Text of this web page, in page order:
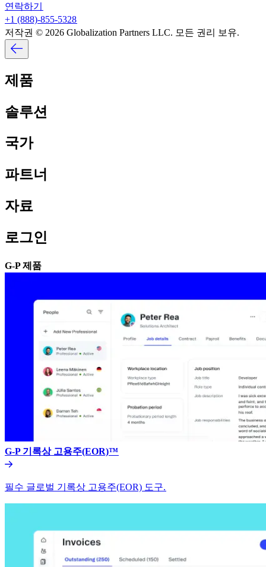
연락하기​​
+1 (888)-855-5328​​
저작권 © 2026 Globalization Partners LLC. 모든 권리 보유.​​
제품​​
솔루션​​
국가​​
파트너​​
자료​​
로그인​​
G-P 제품​​
G-P 기록상 고용주(EOR)™​​
필수 글로벌 기록상 고용주(EOR) 도구.​​